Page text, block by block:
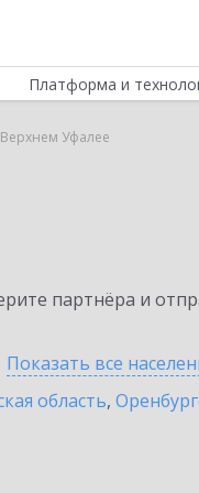
Платформа и
Верхнем Уфалее
партнёра и
Показать все
область,